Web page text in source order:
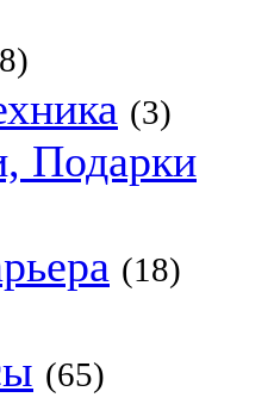
(3)
Подарки
(18)
(65)